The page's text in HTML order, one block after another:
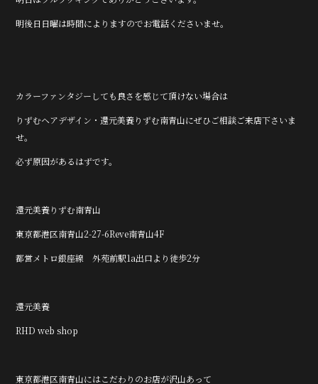
明後日日曜は時間によりますのでお電話くださいませ。
カラーファンタジーしても良さを感じて頂けない場合は
りずむヘアデザイン・還元美養りずむ南青山にぜひご相談ご来店下さいま
せ。
必ず原因があるはずです。
還元美養りずむ南青山
東京都港区南青山2-27-6Reve南青山4F
都営メトロ銀座線 外苑前駅1a出口より徒歩2分
還元美養
RHD web shop
東京都港区南青山にはこだわりのお店が沢山あって